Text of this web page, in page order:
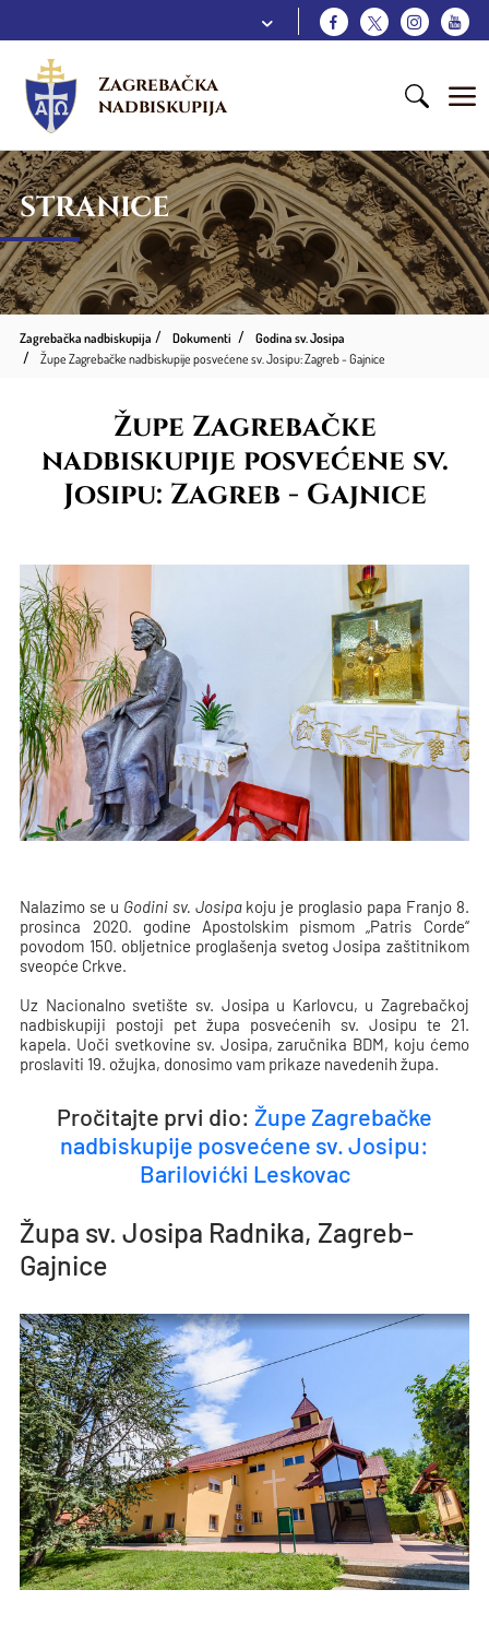
Zagrebačka
nadbiskupija
STRANICE
Zagrebačka nadbiskupija Dokumenti
Godina sv. Josipa
Župe Zagrebačke nadbiskupije posvećene sv. Josipu: Zagreb - Gajnice
Župe Zagrebačke
nadbiskupije posvećene sv.
Josipu: Zagreb - Gajnice
Nalazimo se u Godini sv. Josipakoju je proglasio papa Franjo 8.
prosinca 2020. godine Apostolskim pismom „Patris Corde“
povodom 150. obljetnice proglašenja svetog Josipa zaštitnikom
sveopće Crkve.
Uz Nacionalno svetište sv. Josipa u Karlovcu, u Zagrebačkoj
nadbiskupiji postoji pet župa posvećenih sv. Josipu te 21.
kapela. Uoči svetkovine sv. Josipa, zaručnika BDM, koju ćemo
proslaviti 19. ožujka, donosimo vam prikaze navedenih župa.
Pročitajte prvi dio: Župe Zagrebačke
nadbiskupije posvećene sv. Josipu:
Barilovićki Leskovac
Župa sv. Josipa Radnika, Zagreb-
Gajnice